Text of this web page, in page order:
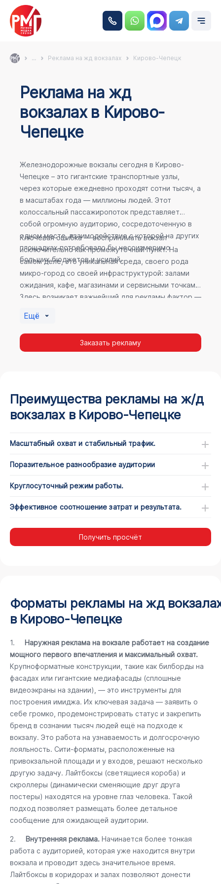
... Реклама на жд вокзалах Кирово-Чепецк
Реклама на жд
вокзалах в Кирово-
Чепецке
Железнодорожные вокзалы сегодня в Кирово-
Чепецке – это гигантские транспортные узлы,
через которые ежедневно проходят сотни тысяч, а
в масштабах года — миллионы людей. Этот
колоссальный пассажиропоток представляет
собой огромную аудиторию, сосредоточенную в
одном месте, взаимодействие с которой на других
площадках потребовало бы несоизмеримо
больших бюджетов и усилий.
Ключевая ошибка — воспринимать вокзал
исключительно как промежуточный пункт. На
самом деле, это уникальная среда, своего рода
микро-город со своей инфраструктурой: залами
ожидания, кафе, магазинами и сервисными точками.
Здесь возникает важнейший для рекламы фактор —
пассажир максимально открыт для информации, а
его внимание не так рассеяно, как при беглом
просмотре постов в соцсетях.
Ещё
Заказать рекламу
Преимущества рекламы на ж/д
вокзалах в Кирово-Чепецке
Масштабный охват и стабильный трафик.
Поразительное разнообразие аудитории
Круглосуточный режим работы.
Эффективное соотношение затрат и результата.
Получить просчёт
Форматы рекламы на жд
в Кирово-Чепецке
1. Наружная реклама на вокзале работает на создание
мощного первого впечатления и максимальный охват.
Крупноформатные конструкции, такие как билборды на
фасадах или гигантские медиафасады (сплошные
видеоэкраны на здании), — это инструменты для
построения имиджа. Их ключевая задача — заявить о
себе громко, продемонстрировать статус и закрепить
бренд в сознании тысяч людей ещё на подходе к
вокзалу. Это работа на узнаваемость и долгосрочную
лояльность. Сити-форматы, расположенные на
привокзальной площади и у входов, решают несколько
другую задачу. Лайтбоксы (светящиеся короба) и
скроллеры (динамически сменяющие друг друга
постеры) находятся на уровне глаз человека. Такой
подход позволяет размещать более детальное
сообщение для ожидающей аудитории.
2. Внутренняя реклама. Начинается более тонкая
работа с аудиторией, которая уже находится внутри
вокзала и проводит здесь значительное время.
Лайтбоксы в коридорах и залах позволяют донести